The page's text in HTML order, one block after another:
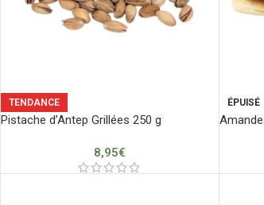
TENDANCE
Pistache d’Antep Grillées 250 g
8,95€
ÉPUISÉ